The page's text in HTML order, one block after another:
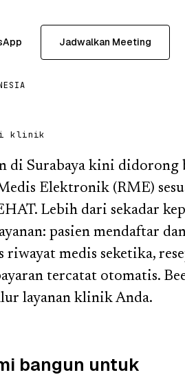
Jadwalkan Meeting
klinik
di Surabaya kini
Elektronik (RME)
Lebih dari sekadar
pasien mendaftar
riwayat medis seketika,
tercatat otomatis.
layanan klinik Anda.
bangun untuk